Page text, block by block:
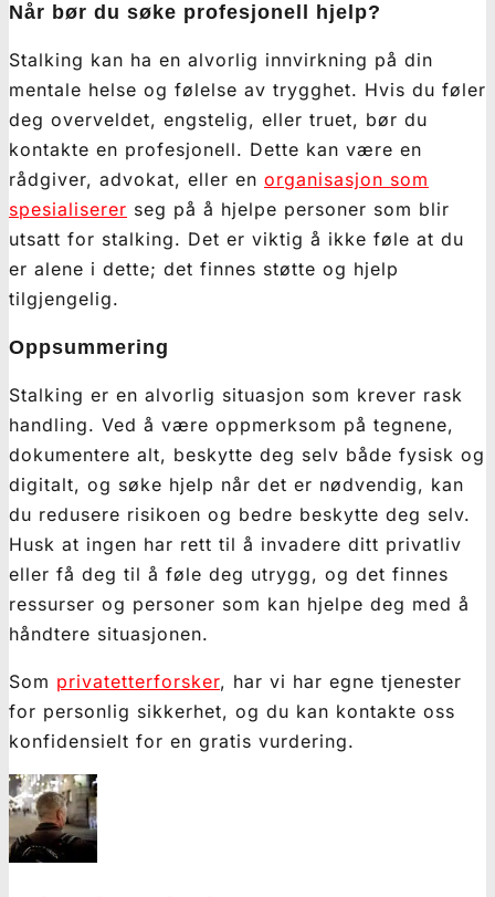
Når bør du søke profesjonell hjelp?
Stalking kan ha en alvorlig innvirkning på din
mentale helse og følelse av trygghet. Hvis du føler
deg overveldet, engstelig, eller truet, bør du
kontakte en profesjonell. Dette kan være en
rådgiver, advokat, eller en organisasjon som
spesialiserer seg på å hjelpe personer som blir
utsatt for stalking. Det er viktig å ikke føle at du
er alene i dette; det finnes støtte og hjelp
tilgjengelig.
Oppsummering
Stalking er en alvorlig situasjon som krever rask
handling. Ved å være oppmerksom på tegnene,
dokumentere alt, beskytte deg selv både fysisk og
digitalt, og søke hjelp når det er nødvendig, kan
du redusere risikoen og bedre beskytte deg selv.
Husk at ingen har rett til å invadere ditt privatliv
eller få deg til å føle deg utrygg, og det finnes
ressurser og personer som kan hjelpe deg med å
håndtere situasjonen.
Som privatetterforsker, har vi har egne tjenester
for personlig sikkerhet, og du kan kontakte oss
konfidensielt for en gratis vurdering.